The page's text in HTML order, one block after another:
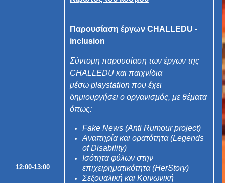
12:00-13:00
Παρουσίαση έργων CHALLEDU -
inclusion
Σύντομη παρουσίαση των έργων της
CHALLEDU και παιχνίδια
μέσω playstation που έχει
δημιουργήσει ο οργανισμός, με θέματα
όπως:
Fake News (Anti Rumour project)
Αναπηρία και ορατότητα (Legends
of Disability)
Ισότητα φύλων στην
επιχειρηματικότητα (HerStory)
Σεξουαλική και Κοινωνική